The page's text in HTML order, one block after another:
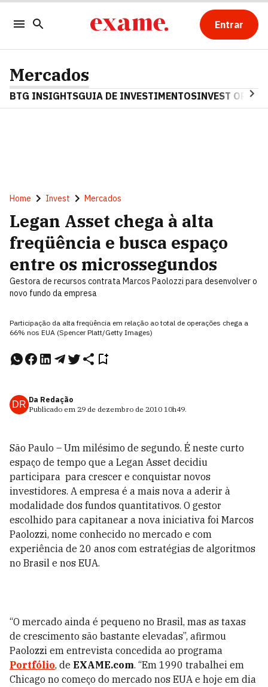
Entrar
Mercados
BTG INSIGHTSGUIA DE INVESTIMENTOSINVEST OPINA
Home Invest Mercados
Legan Asset chega à alta
freqüência e busca espaço
entre os microssegundos
Gestora de recursos contrata Marcos Paolozzi para desenvolver o
novo fundo da empresa
Participação da alta freqüência em relação ao total de operações chega a
66% nos EUA (Spencer Platt/Getty Images)
DR Da Redação
Publicado em 29 de dezembro de 2010 10h49.
São Paulo – Um milésimo de segundo. É neste curto
espaço de tempo que a Legan Asset decidiu
participara para crescer e conquistar novos
investidores. A empresa é a mais nova a aderir à
modalidade dos fundos quantitativos. O gestor
escolhido para capitanear a nova iniciativa foi Marcos
Paolozzi, nome conhecido no mercado e com
experiência de 20 anos com estratégias de algoritmos
no Brasil e nos EUA.
“O mercado ainda é pequeno no Brasil, mas as taxas
de crescimento são bastante elevadas”, afirmou
Paolozzi em entrevista concedida ao programa
Portfólio, de EXAME.com. “Em 1990 trabalhei em
Chicago no começo do mercado nos EUA e hoje em dia